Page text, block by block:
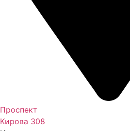
Проспект
Кирова 308